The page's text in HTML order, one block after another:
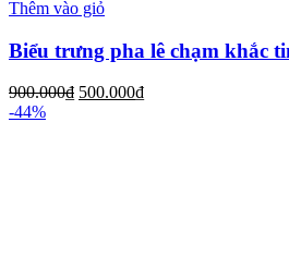
Thêm vào giỏ
Biểu trưng pha lê chạm khắc
900.000₫ 500.000₫
-44%